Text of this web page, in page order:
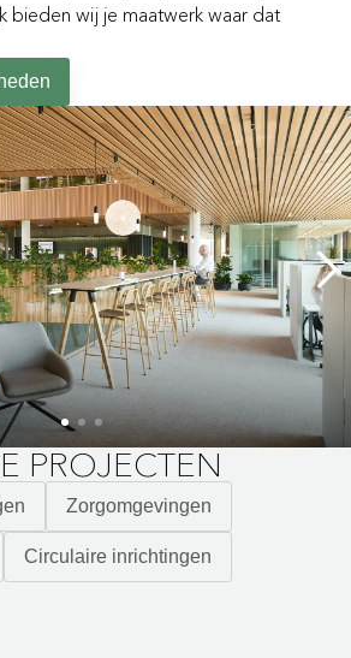
bieden wij je maatwerk waar dat
PROJECTEN
Zorgomgevingen
Circulaire inrichtingen